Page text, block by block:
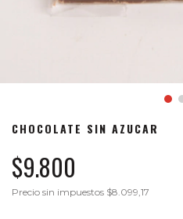
CHOCOLATE SIN AZUCAR
$9.800
Precio sin impuestos $8.099,17